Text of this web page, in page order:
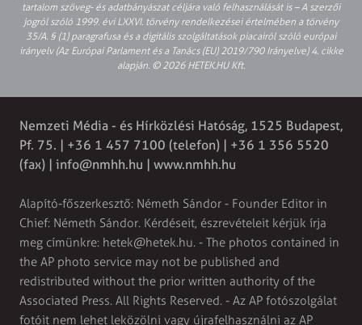
tartalom szöveg- és adatbányászat céljára való felhasználását is – A szerzői
jogról szóló 1999. évi LXXVI. törvény rendelkezései értelmében a törvény
35/A. § (1) paragrafusa és a digitális szolgáltatások piacairól szóló európai
irányelv (Az Európai Parlament és a Tanács (EU) 2019/790 Irányelve) 4. cikke
alapján. © 2026 HETEK.HU Kft.
Nemzeti Média - és Hírközlési Hatóság, 1525 Budapest,
Pf. 75. | +36 1 457 7100 (telefon) | +36 1 356 5520
(fax) | info@nmhh.hu | www.nmhh.hu
Alapító-főszerkesztő: Németh Sándor - Founder Editor in
Chief: Németh Sándor. Kérdéseit, észrevételeit kérjük írja
meg címünkre: hetek@hetek.hu. - The photos contained in
the AP photo service may not be published and
redistributed without the prior written authority of the
Associated Press. All Rights Reserved. - Az AP fotószolgálat
fotóit nem lehet leközölni vagy újrafelhasználni az AP